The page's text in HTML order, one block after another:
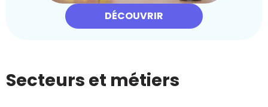
DÉCOUVRIR
Secteurs et métiers